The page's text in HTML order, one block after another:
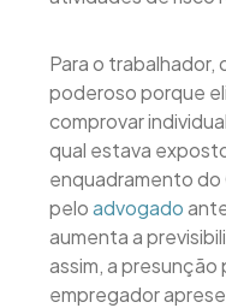
Para o trabalhador,
poderoso porque
comprovar
qual estava
enquadramento do
peloadvogado
aumenta a
assim, a
empregador